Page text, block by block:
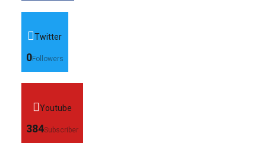
Twitter
0Followers
Youtube
384Subscriber